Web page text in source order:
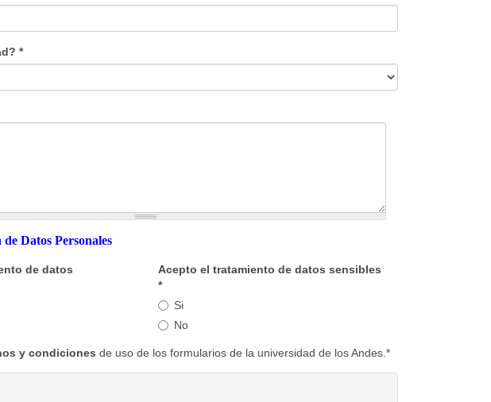
*
Datos Personales
de datos
Acepto el tratamiento de datos sensibles
*
Si
No
y condiciones de uso de los formularios de la universidad de los Andes.*